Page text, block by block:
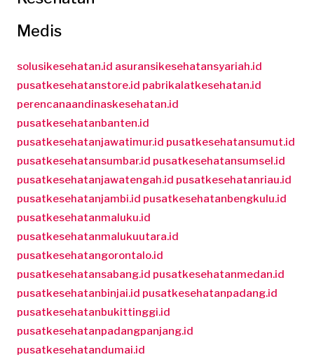
Medis
solusikesehatan.id asuransikesehatansyariah.id
pusatkesehatanstore.id pabrikalatkesehatan.id
perencanaandinaskesehatan.id
pusatkesehatanbanten.id
pusatkesehatanjawatimur.id pusatkesehatansumut.id
pusatkesehatansumbar.id pusatkesehatansumsel.id
pusatkesehatanjawatengah.id pusatkesehatanriau.id
pusatkesehatanjambi.id pusatkesehatanbengkulu.id
pusatkesehatanmaluku.id
pusatkesehatanmalukuutara.id
pusatkesehatangorontalo.id
pusatkesehatansabang.id pusatkesehatanmedan.id
pusatkesehatanbinjai.id pusatkesehatanpadang.id
pusatkesehatanbukittinggi.id
pusatkesehatanpadangpanjang.id
pusatkesehatandumai.id